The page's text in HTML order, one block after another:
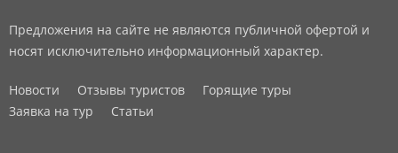
Предложения на сайте не являются публичной офертой и
носят исключительно информационный характер.
Новости Отзывы туристов
Горящие туры
Заявка на тур
Статьи